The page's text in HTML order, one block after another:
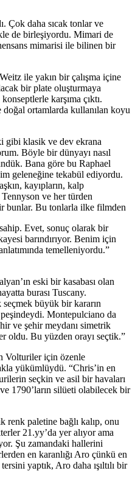
Çok daha sıcak tonlar ve
de birleşiyordu. Mimari de
mimarisi ile bilinen bir
ile yakın bir çalışma içine
bir plate oluşturmaya
karşıma çıktı.
doğal ortamlarda kullanılan koyu
gibi klasik ve dev ekrana
Böyle bir dünyayı nasıl
Bana göre bu Raphael
geleneğine tekabül ediyordu.
kayıpların, kalp
Tennyson ve her türden
bunlar. Bu tonlarla ilke filmden
Evet, sonuç olarak bir
barındırıyor. Benim için
temelleniyordu.”
eski bir kasabası olan
burası Tuscany.
büyük bir kararın
Montepulciano da
ve şehir meydanı simetrik
oldu. Bu yüzden orayı seçtik.”
Volturiler için özenle
yükümlüydü. “Chris’in en
seçkin ve asil bir havaları
1790’ların silüeti olabilecek bir
renk paletine bağlı kalıp, onu
21.yy’da yer alıyor ama
Şu zamandaki hallerini
en karanlığı Aro çünkü en
yaptık, Aro daha ışıltılı bir